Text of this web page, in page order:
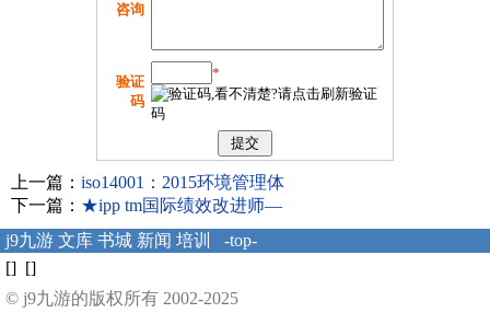
咨询
验证
码
*
上一篇： iso14001：2015环境管理体
下一篇： ★ipp tm国际绩效改进师—
j9九游 文库 书城 新闻 培训
-top-
[] []
© j9九游的版权所有 2002-2025